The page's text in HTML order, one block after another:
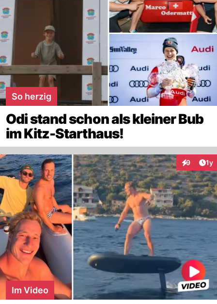
So herzig
Odi stand schon als kleiner Bub
im Kitz-Starthaus!
9 1y
Im Video